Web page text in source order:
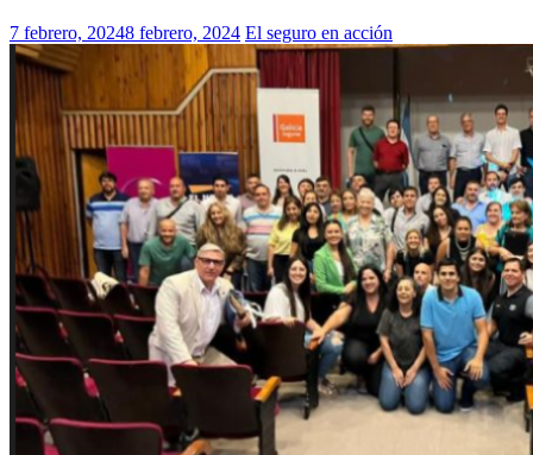
7 febrero, 20248 febrero, 2024 El seguro en acción